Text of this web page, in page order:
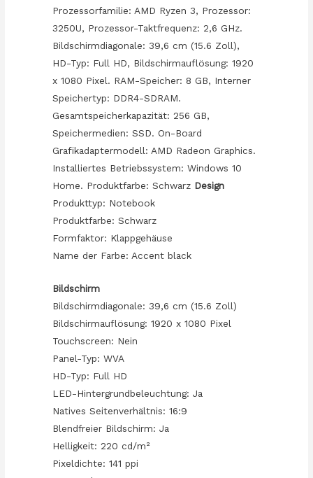
Prozessorfamilie: AMD Ryzen 3, Prozessor:
3250U, Prozessor-Taktfrequenz: 2,6 GHz.
Bildschirmdiagonale: 39,6 cm (15.6 Zoll),
HD-Typ: Full HD, Bildschirmauflösung: 1920
x 1080 Pixel. RAM-Speicher: 8 GB, Interner
Speichertyp: DDR4-SDRAM.
Gesamtspeicherkapazität: 256 GB,
Speichermedien: SSD. On-Board
Grafikadaptermodell: AMD Radeon Graphics.
Installiertes Betriebssystem: Windows 10
Home. Produktfarbe: Schwarz Design
Produkttyp: Notebook
Produktfarbe: Schwarz
Formfaktor: Klappgehäuse
Name der Farbe: Accent black
Bildschirm
Bildschirmdiagonale: 39,6 cm (15.6 Zoll)
Bildschirmauflösung: 1920 x 1080 Pixel
Touchscreen: Nein
Panel-Typ: WVA
HD-Typ: Full HD
LED-Hintergrundbeleuchtung: Ja
Natives Seitenverhältnis: 16:9
Blendfreier Bildschirm: Ja
Helligkeit: 220 cd/m²
Pixeldichte: 141 ppi